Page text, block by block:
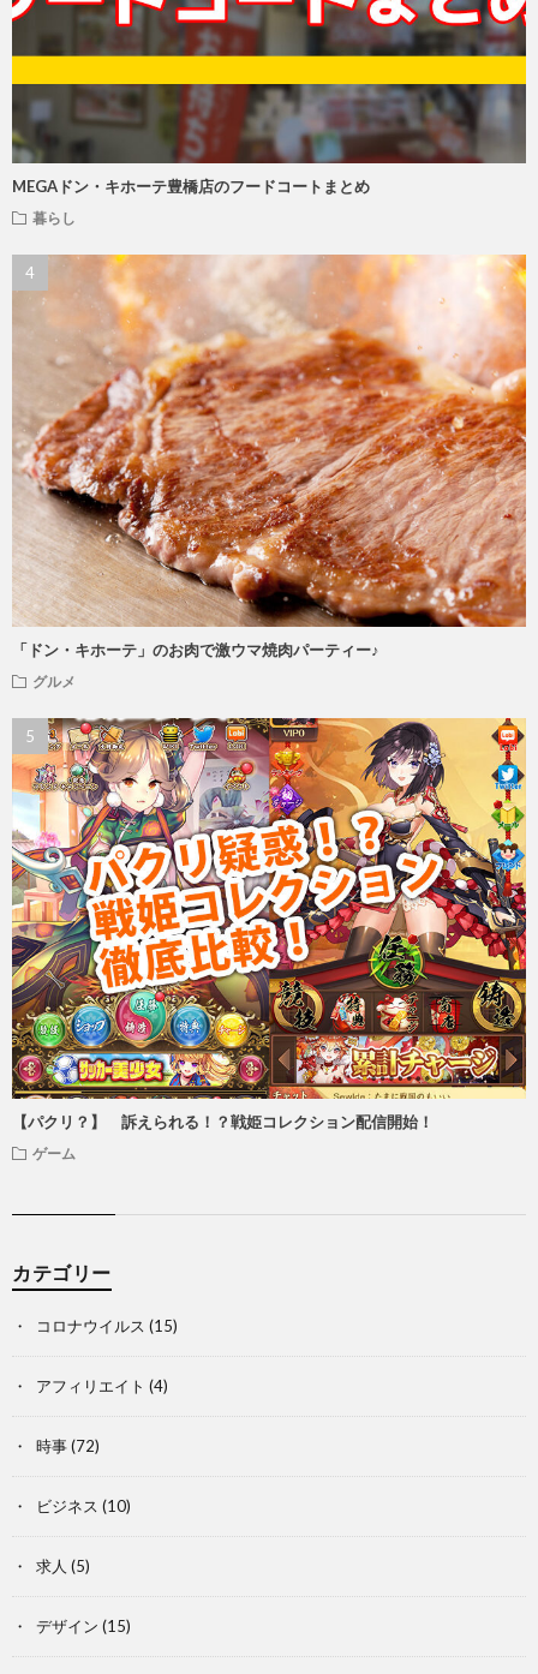
MEGAドン・キホーテ豊橋店のフードコートまとめ
暮らし
「ドン・キホーテ」のお肉で激ウマ焼肉パーティー♪
グルメ
【パクリ？】 訴えられる！？戦姫コレクション配信開始！
ゲーム
カテゴリー
コロナウイルス (15)
アフィリエイト (4)
時事(72)
ビジネス (10)
求人 (5)
デザイン (15)